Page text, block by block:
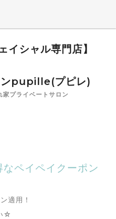
イシャル専門店】
ンpupille(プピレ)
家プライベートサロン
ペイペイクーポン
適用！
☆